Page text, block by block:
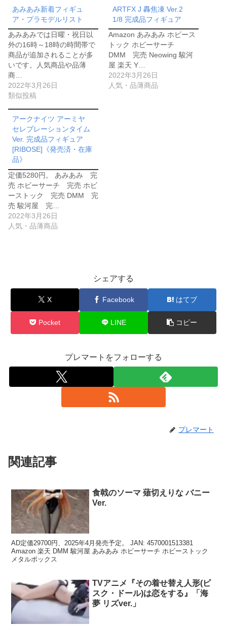
あみあみ新着フィギュ
ア・プラモデルリスト
あみあみでは日曜・祝日以
外の16時～18時の時間帯で
商品が追加されることが多
いです。人気商品や品薄
商…
2022年3月26日
類似投稿
ARTFX J 轟焦凍 Ver.2
1/8 完成品フィギュア
Amazon あみあみ ホビース
トック ホビーサーチ
DMM 完売 Neowing 駿河
屋 楽天 Y…
2022年3月26日
人気・品薄商品
アークナイツ アーミヤ
セレブレーションタイム
Ver. 完成品フィギュア
[RIBOSE]《発売済・在庫
品》
定価5280円。 あみあみ 完
売 ホビーサーチ 完売 ホビ
ーストック 完売 DMM 完
売 駿河屋 完…
2022年3月26日
人気・品薄商品
シェアする
X Facebook はてブ
Pocket LINE コピー
プレマートをフォローする
プレマート
関連記事
食戟のソーマ 薙切えりな バニー
Ver.
AD定価29700円、2025年4月発売予定。 JAN: 4570001513381
Amazon 楽天 DMM 駿河屋 あみあみ ホビーサーチ ホビーストック
メタルボックス
TVアニメ『その着せ替え人形(ビ
スク・ドール)は恋をする』「海
夢 リズver.」